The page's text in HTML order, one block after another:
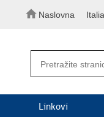
Naslovna
Linkovi